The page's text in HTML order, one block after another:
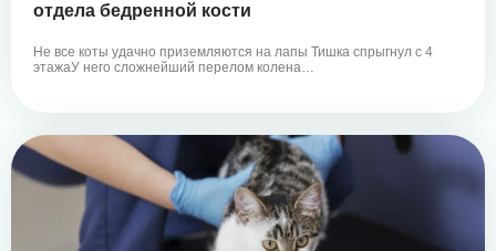
отдела бедренной кости
Не все коты удачно приземляются на лапы Тишка спрыгнул с 4
этажаУ него сложнейший перелом колена…